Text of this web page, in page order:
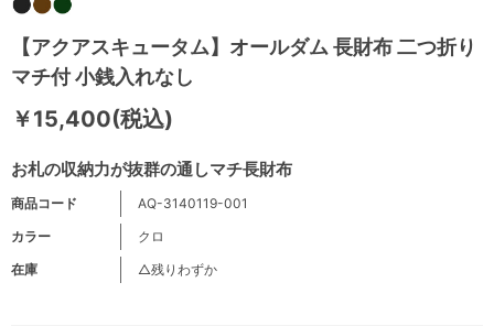
【アクアスキュータム】オールダム 長財布 二つ折り
マチ付 小銭入れなし
お札の収納力が抜群の通しマチ長財布
￥15,400(税込)
商品コード
AQ-3140119-001
カラー
クロ
在庫
△残りわずか